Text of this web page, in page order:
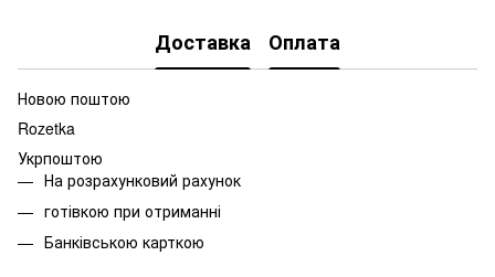
Доставка Оплата
Новою поштою
Rozetka
Укрпоштою
На розрахунковий рахунок
готівкою при отриманні
Банківською карткою